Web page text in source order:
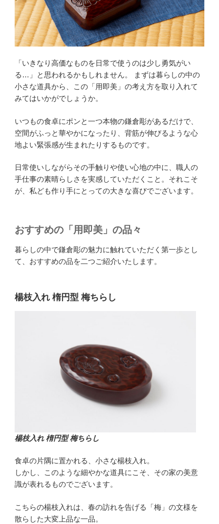
「いきなり高価なものを日常で使うのは少し勇気がい
る…」と思われるかもしれません。 まずは暮らしの中の
小さな道具から、この「用即美」の考え方を取り入れて
みてはいかがでしょうか。
いつもの食卓にポンと一つ本物の鎌倉彫があるだけで、
空間がふっと華やかになったり、背筋が伸びるような心
地よい緊張感が生まれたりするものです。
日常使いしながらその手触りや使い心地の中に、職人の
手仕事の素晴らしさを実感していただくこと。それこそ
が、私ども作り手にとっての大きな喜びでございます。
おすすめの「用即美」の品々
暮らしの中で鎌倉彫の魅力に触れていただく第一歩とし
て、おすすめの品を二つご紹介いたします。
楊枝入れ 楕円型 梅ちらし
楊枝入れ 楕円型 梅ちらし
食卓の片隅に置かれる、小さな楊枝入れ。
しかし、このような細やかな道具にこそ、その家の美意
識が表れるものでございます。
こちらの楊枝入れは、春の訪れを告げる「梅」の文様を
散らした大変上品な一品。